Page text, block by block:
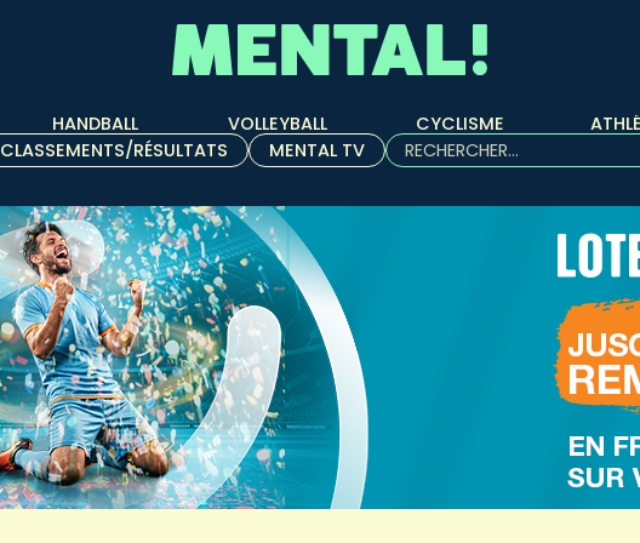
HANDBALL VOLLEYBALL CYCLISME
CLASSEMENTS/RÉSULTATS
MENTAL TV
Rechercher :